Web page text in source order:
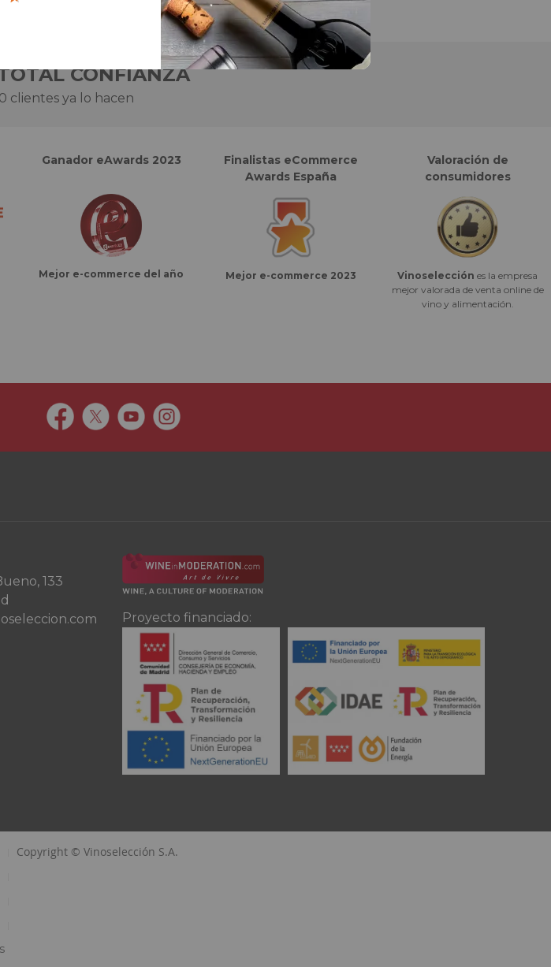
CONFIANZA
clientes ya lo hacen
Ganador eAwards 2023
Mejor e-commerce del año
Finalistas eCommerce
Awards España
Mejor e-commerce 2023
Valoración de
consumidores
Vinoselección es la empresa
mejor valorada de venta online de
vino y alimentación.
133
Proyecto financiado:
Copyright © Vinoselección S.A.